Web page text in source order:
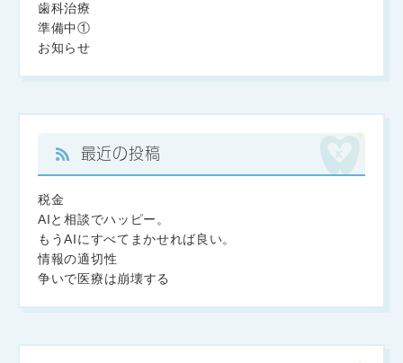
歯科治療
準備中①
お知らせ
最近の投稿
税金
AIと相談でハッピー。
もうAIにすべてまかせれば良い。
情報の適切性
争いで医療は崩壊する